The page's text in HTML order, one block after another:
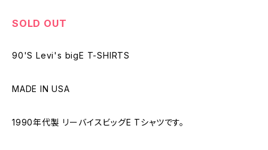
SOLD OUT
90'S Levi's bigE T-SHIRTS
MADE IN USA
1990年代製 リーバイスビッグE Tシャツです。